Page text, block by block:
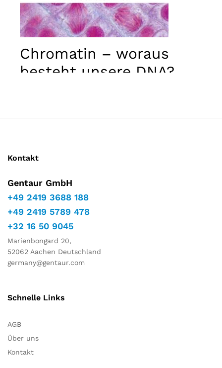
Chromatin – woraus
besteht unsere DNA?
Kontakt
Gentaur GmbH
+49 2419 3688 188
+49 2419 5789 478
+32 16 50 9045
Marienbongard 20,
52062 Aachen Deutschland
germany@gentaur.com
Schnelle Links
AGB
Über uns
Kontakt
Marketing
Indem Sie
Ihre
Interessen
Verhalten
Ihres Besuchs
die Chance,